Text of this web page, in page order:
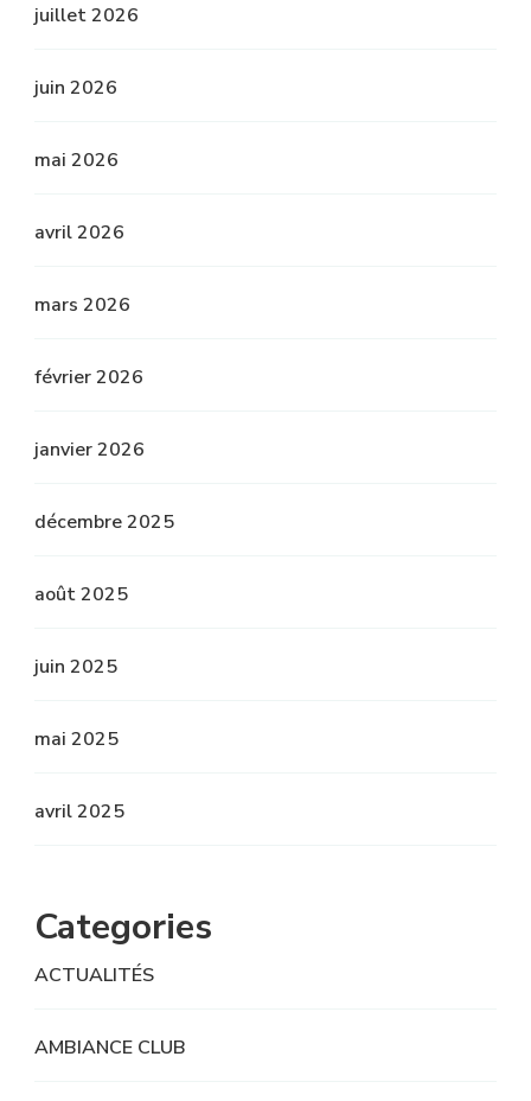
juillet 2026
juin 2026
mai 2026
avril 2026
mars 2026
février 2026
janvier 2026
décembre 2025
août 2025
juin 2025
mai 2025
avril 2025
Categories
ACTUALITÉS
AMBIANCE CLUB